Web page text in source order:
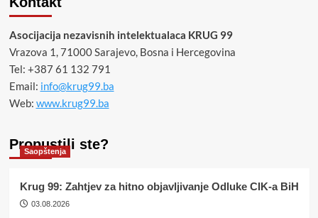
Asocijacija nezavisnih intelektualaca KRUG 99
Vrazova 1, 71000 Sarajevo, Bosna i Hercegovina
Tel: +387 61 132 791
Email: info@krug99.ba
Web: www.krug99.ba
Propustili ste?
Saopštenja
Krug 99: Zahtjev za hitno objavljivanje Odluke CIK-a BiH
03.08.2026